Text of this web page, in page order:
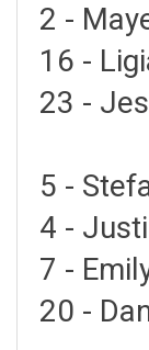
2 -
16 -
23 -
5 -
4 -
7 -
20 -